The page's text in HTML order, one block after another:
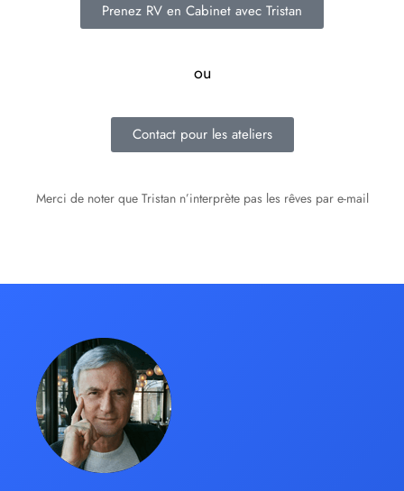
Prenez RV en Cabinet avec Tristan
ou
Contact pour les ateliers
Merci de noter que Tristan n’interprète pas les rêves par e-mail